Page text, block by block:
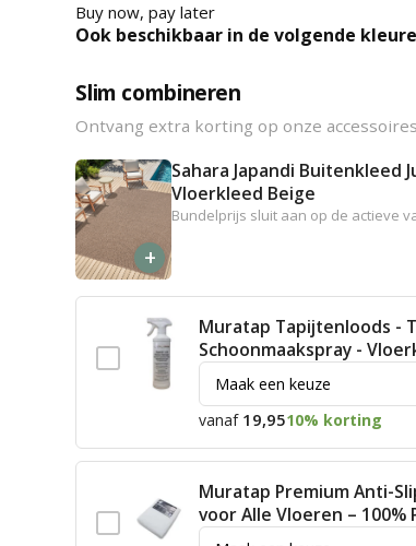
Buy now, pay later
Ook beschikbaar in de volgende
Slim combineren
Ontvang extra korting op onze
+
Sahara Japandi Buitenkleed
Vloerkleed Beige
Bundelprijs sluit aan op de actieve
Muratap Tapijtenloods -
Schoonmaakspray -
vanaf 19,9510% korting
Muratap Premium Anti-
voor Alle Vloeren – 100%